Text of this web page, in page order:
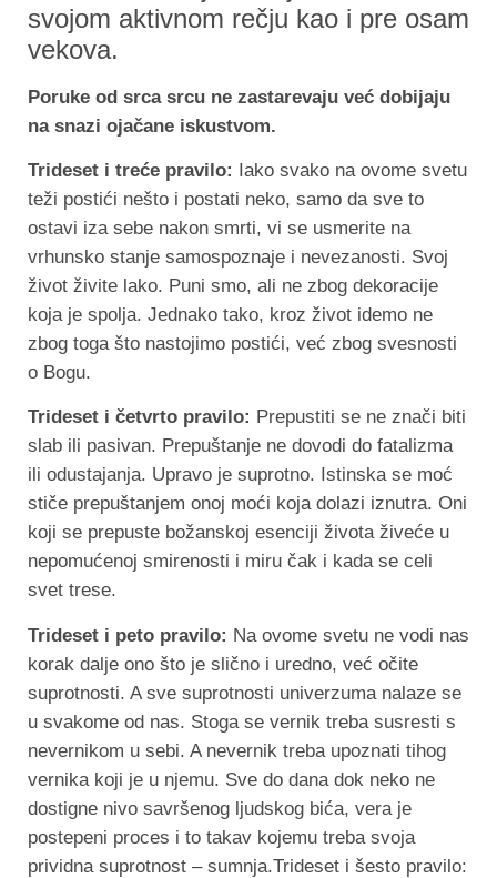
svojom aktivnom rečju kao i pre osam
vekova.
Poruke od srca srcu ne zastarevaju već dobijaju
na snazi ojačane iskustvom.
Trideset i treće pravilo: Iako svako na ovome svetu
teži postići nešto i postati neko, samo da sve to
ostavi iza sebe nakon smrti, vi se usmerite na
vrhunsko stanje samospoznaje i nevezanosti. Svoj
život živite lako. Puni smo, ali ne zbog dekoracije
koja je spolja. Jednako tako, kroz život idemo ne
zbog toga što nastojimo postići, već zbog svesnosti
o Bogu.
Trideset i četvrto pravilo: Prepustiti se ne znači biti
slab ili pasivan. Prepuštanje ne dovodi do fatalizma
ili odustajanja. Upravo je suprotno. Istinska se moć
stiče prepuštanjem onoj moći koja dolazi iznutra. Oni
koji se prepuste božanskoj esenciji života živeće u
nepomućenoj smirenosti i miru čak i kada se celi
svet trese.
Trideset i peto pravilo: Na ovome svetu ne vodi nas
korak dalje ono što je slično i uredno, već očite
suprotnosti. A sve suprotnosti univerzuma nalaze se
u svakome od nas. Stoga se vernik treba susresti s
nevernikom u sebi. A nevernik treba upoznati tihog
vernika koji je u njemu. Sve do dana dok neko ne
dostigne nivo savršenog ljudskog bića, vera je
postepeni proces i to takav kojemu treba svoja
prividna suprotnost – sumnja.Trideset i šesto pravilo: